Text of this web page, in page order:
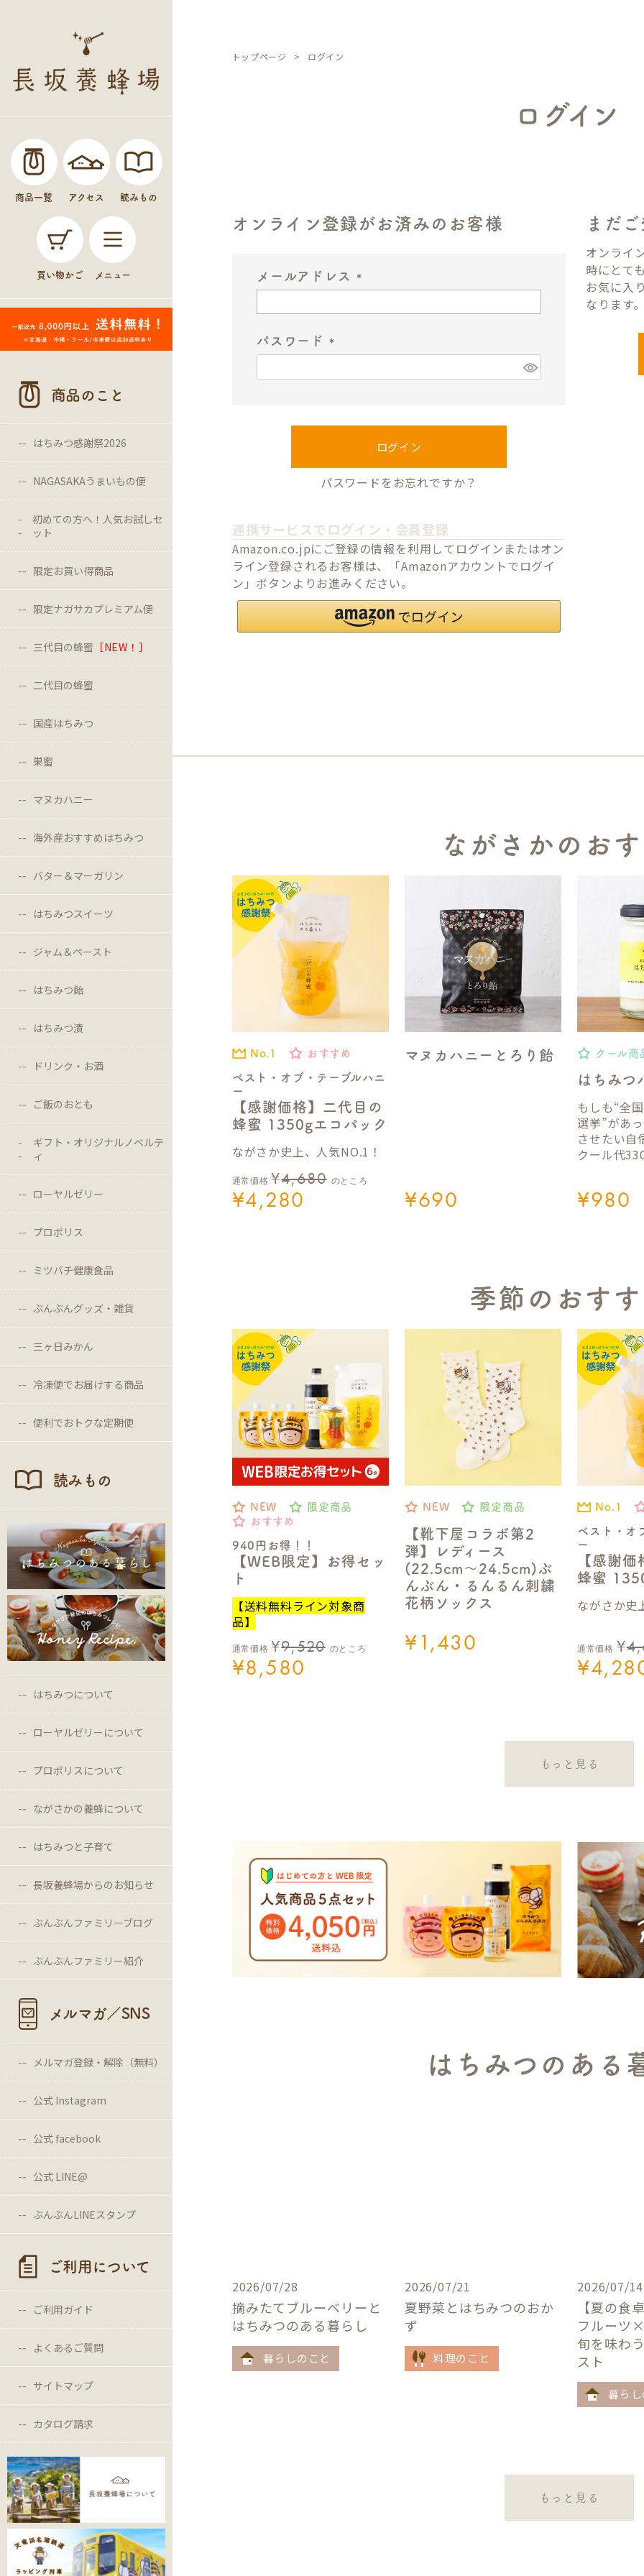
商品一覧 アクセス 読みもの
買い物かご メニュー
商品のこと
はちみつ感謝祭2026
NAGASAKAうまいもの便
初めての方へ！人気お試しセ
ット
限定お買い得商品
限定ナガサカプレミアム便
三代目の蜂蜜 ［NEW！］
二代目の蜂蜜
国産はちみつ
巣蜜
マヌカハニー
海外産おすすめはちみつ
バター＆マーガリン
はちみつスイーツ
ジャム＆ペースト
はちみつ飴
はちみつ漬
ドリンク・お酒
ご飯のおとも
ギフト・オリジナルノベルテ
ィ
ローヤルゼリー
プロポリス
ミツバチ健康食品
ぶんぶんグッズ・雑貨
三ヶ日みかん
冷凍便でお届けする商品
便利でおトクな定期便
読みもの
はちみつについて
ローヤルゼリーについて
プロポリスについて
ながさかの養蜂について
はちみつと子育て
長坂養蜂場からのお知らせ
ぶんぶんファミリーブログ
ぶんぶんファミリー紹介
メルマガ／SNS
メルマガ登録・解除（無料）
公式 Instagram
公式 facebook
公式 LINE@
ぶんぶんLINEスタンプ
ご利用について
ご利用ガイド
よくあるご質問
サイトマップ
カタログ請求
トップページ ログイン
ログイン
オンライン登録がお済みのお客様
メールアドレス
)
パスワード
必
)
ログイン
パスワードをお忘れですか？
連携サービスでログイン・会員登録
Amazon.co.jpにご登録の情報を利用してログインまたはオン
ライン登録されるお客様は、「Amazonアカウントでログイ
ン」ボタンよりお進みください。
まだ
オンライ
時にとて
お気に入
なります
ながさかのお
No.1 おすすめ
ベスト・オブ・テーブルハニ
ー
【感謝価格】二代目の
蜂蜜 1350gエコパック
ながさか史上、人気NO.1！
通常価格 ¥4,680 のところ
¥4,280
マヌカハニーとろり飴
¥690
クール商
はちみつ
もしも“全
選挙”があ
させたい自
クール代
¥980
季節のおす
NEW
限定商品
おすすめ
940円お得！！
【WEB限定】お得セッ
ト
【送料無料ライン対象商
品】
通常価格 ¥9,520 のところ
¥8,580
NEW 限定商品
【靴下屋コラボ第2
弾】レディース
(22.5cm～24.5cm)ぶ
んぶん・るんるん刺繍
花柄ソックス
¥1,430
No.1
ベスト・オ
ー
【感謝
蜂蜜
ながさか史
通常価格 ¥
¥
もっと見る
はちみつのある
2026/07/28
摘みたてブルーベリーと
はちみつのある暮らし
暮らしのこと
2026/07/21
夏野菜とはちみつのおか
ず
料理のこと
2026/07/14
【夏の食
フルーツ
旬を味わ
スト
暮ら
もっと見る